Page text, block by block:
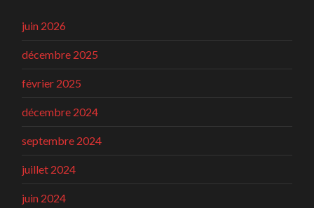
juin 2026
décembre 2025
février 2025
décembre 2024
septembre 2024
juillet 2024
juin 2024